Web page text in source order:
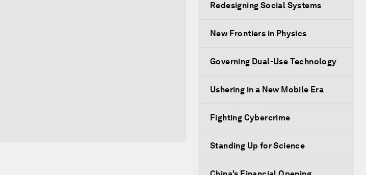
Redesigning Social Systems
New Frontiers in Physics
Governing Dual-Use Technology
Ushering in a New Mobile Era
Fighting Cybercrime
Standing Up for Science